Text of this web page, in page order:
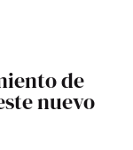
de
nuevo